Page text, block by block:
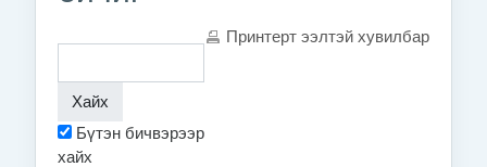
Принтерт ээлтэй хувилбар
Бүтэн бичвэрээр
хайх